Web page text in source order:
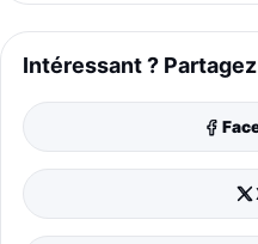
Intéressant ?